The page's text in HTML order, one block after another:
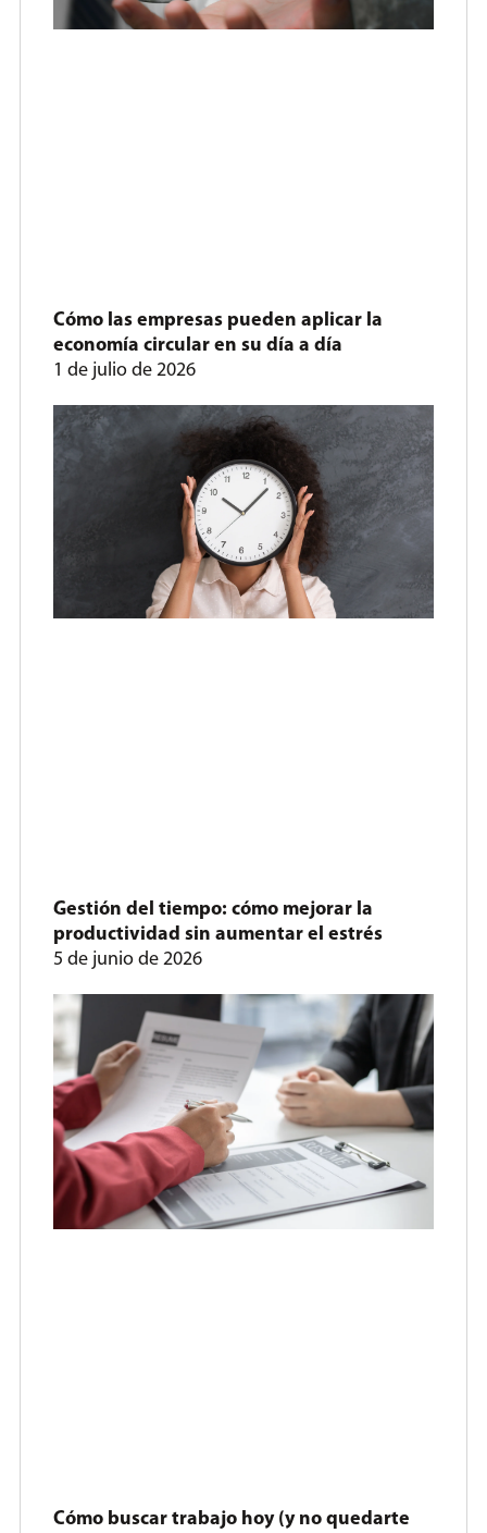
Cómo las empresas pueden aplicar la
economía circular en su día a día
1 de julio de 2026
Gestión del tiempo: cómo mejorar la
productividad sin aumentar el estrés
5 de junio de 2026
Cómo buscar trabajo hoy (y no quedarte